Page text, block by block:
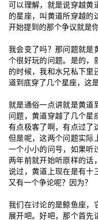
可以理解，就是说穿越黄
的星座，叫黄道所穿越的
开始提到的那个争议就是
我会变了吗？那问题就是
个很好玩的问题。是的，
的时候，我和水兄私下里
道到底穿了几个星座，这
就是通俗一点讲就是黄道
问题，黄道穿越了几个星
有点极客了啊，有点过了
但是呢，这两个问题实际
一个小小的问号，如果听
两年前就开始听原样的话
说过，黄道上现在是有十
又有一个争论呢？因为？
我们在讨论的是鲸鱼座，
展开吧。好吧，那个首先